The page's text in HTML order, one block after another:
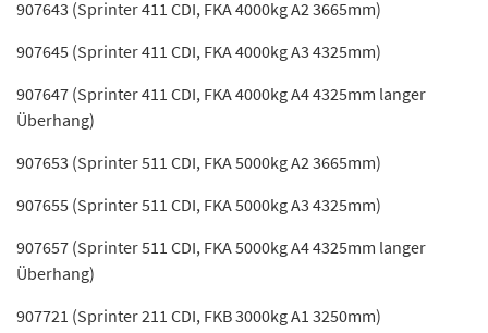
907643 (Sprinter 411 CDI, FKA 4000kg A2 3665mm)
907645 (Sprinter 411 CDI, FKA 4000kg A3 4325mm)
907647 (Sprinter 411 CDI, FKA 4000kg A4 4325mm langer
Überhang)
907653 (Sprinter 511 CDI, FKA 5000kg A2 3665mm)
907655 (Sprinter 511 CDI, FKA 5000kg A3 4325mm)
907657 (Sprinter 511 CDI, FKA 5000kg A4 4325mm langer
Überhang)
907721 (Sprinter 211 CDI, FKB 3000kg A1 3250mm)